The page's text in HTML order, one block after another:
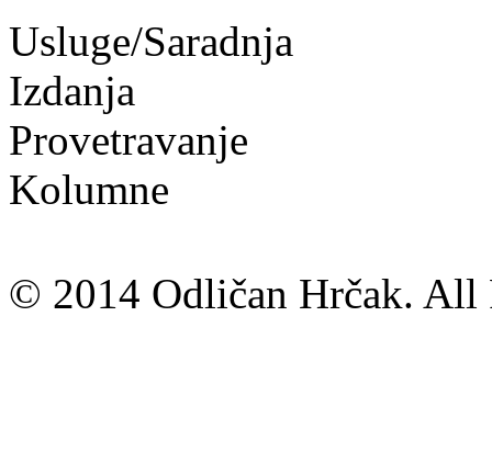
Usluge/Saradnja
Izdanja
Provetravanje
Kolumne
© 2014 Odličan Hrčak. All